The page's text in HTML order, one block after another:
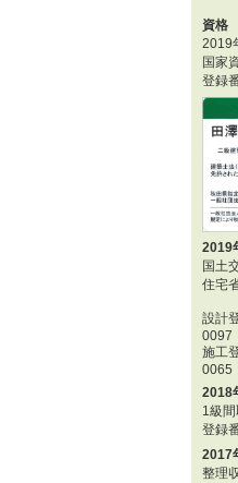
資格
2019
国家
登録
2019
国土
住宅
設計
0097
施工
0065
2018
1級
登録
2017
整理